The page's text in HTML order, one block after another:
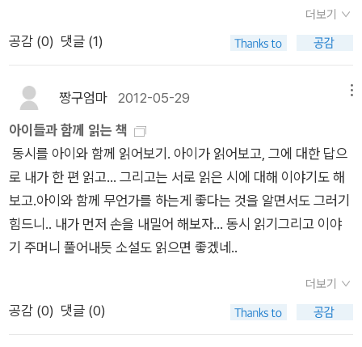
의 지성과 감성을 이해하려는 노력이 필요하다는 점에 주목하는
사람은 매우 드뭅니다. 독서는 만남입니다. 독자와 저자의 만남이
못할 때 책은 열리지 않는 문, 그저 종이 위에 글자가 적힌 물건에
지나지 않으니까요. 독서가 무엇보다도 영혼과 영혼의 자유로운
만남이어야 하는 까닭이 바로 여기에 있습니다. ◎ 2012년 겨
울, 책따세가 청소년에게 권하는 책 목록 (분야별) ◎총 27종(문
학 8종, 인문․사회 7종, 예술 4종, 과학 8종)< 문학 > - 8종󰡔사
료를 드립니다󰡕, 이금이 지음, 푸른책들 (중1부터)󰡔황금 깃털󰡕,
정설아 지음, 문학과지성사 (중1부터)󰡔구럼비를 사랑한 별이의
노래󰡕, 김선우, 전석순 외, 단비 (중3부터)󰡔몬스터 바이러스 도
(고1부터)󰡔정범기 추락사건󰡕, 정은숙 지음, 창비 (고1부터)󰡔시는
다. 나도 어릴적엔 동생을 막 팔고 싶었었나? 3. 버들치랑 달
리기 했지/웅진주니어 나도 어렸을적엔 물속에 첨벙첨벙 뛰어
장 걸치고 수영하고 놀았다는 사실이지금 생각하면 무지 부끄부
는 아직도 학교에 대한 미련을 못떨치고 있나보다. 학교라는 단어
만 봐도 봐도 좋은걸 ~~! 5. 안주노트/하서출판사 밤이면
밤마다 이노무 술,그치만 좋은걸 어떡해?이왕이면 맛난 안주 하
나쯤 만들어 같이 먹고 싶게 하는 책! 순전 내 취향으로만 책
을 골랐당^^
더보기
공감 (0) 댓글 (1)
짱구엄마 2012-05-29
아이들과 함께 읽는 책
동시를 아이와 함께 읽어보기. 아이가 읽어보고, 그에 대한 답으
로 내가 한 편 읽고... 그리고는 서로 읽은 시에 대해 이야기도 해
보고.아이와 함께 무언가를 하는게 좋다는 것을 알면서도 그러기
힘드니.. 내가 먼저 손을 내밀어 해보자... 동시 읽기그리고 이야
기 주머니 풀어내듯 소설도 읽으면 좋겠네..
더보기
공감 (0) 댓글 (0)